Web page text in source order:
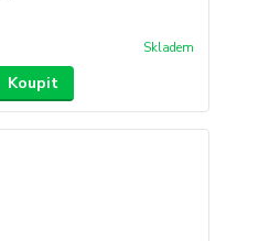
Skladem
Koupit